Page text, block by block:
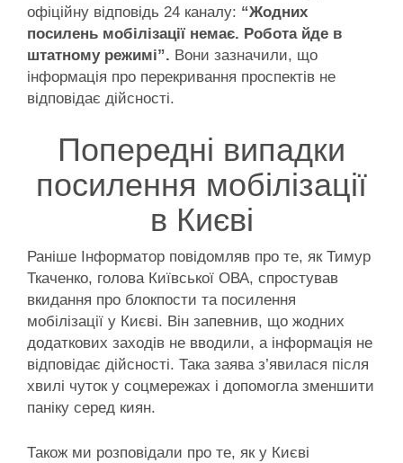
офіційну відповідь 24 каналу: “Жодних
посилень мобілізації немає. Робота йде в
штатному режимі”. Вони зазначили, що
інформація про перекривання проспектів не
відповідає дійсності.
Попередні випадки
посилення мобілізації
в Києві
Раніше Інформатор повідомляв про те, як Тимур
Ткаченко, голова Київської ОВА, спростував
вкидання про блокпости та посилення
мобілізації у Києві. Він запевнив, що жодних
додаткових заходів не вводили, а інформація не
відповідає дійсності. Така заява з’явилася після
хвилі чуток у соцмережах і допомогла зменшити
паніку серед киян.
Також ми розповідали про те, як у Києві